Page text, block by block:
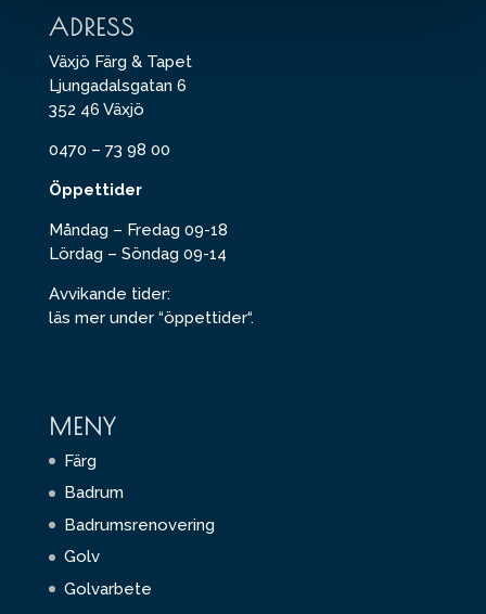
ADRESS
Växjö Färg & Tapet
Ljungadalsgatan 6
352 46 Växjö
0470 – 73 98 00
Öppettider
Måndag – Fredag 09-18
Lördag – Söndag 09-14
Avvikande tider:
läs mer under “öppettider“.
MENY
Färg
Badrum
Badrumsrenovering
Golv
Golvarbete